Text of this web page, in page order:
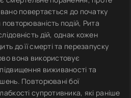
повертається до початку
подій, Рита
дій, однак кожен
до її смерті та перезапуску
вона використовує
виживаності та
Повторювані бої
супротивника, які раніше